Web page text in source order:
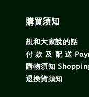
購買須知
想和大家說的話
付 款 及 配 送
購物須知
退換貨須知